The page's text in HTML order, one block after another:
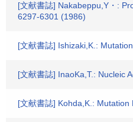
[文献書誌] Nakabeppu,Y・:
6297-6301 (1986)
[文献書誌] Ishizaki,K.:
[文献書誌] InaoKa,T.: Nucleic
[文献書誌] Kohda,K.: Mutation